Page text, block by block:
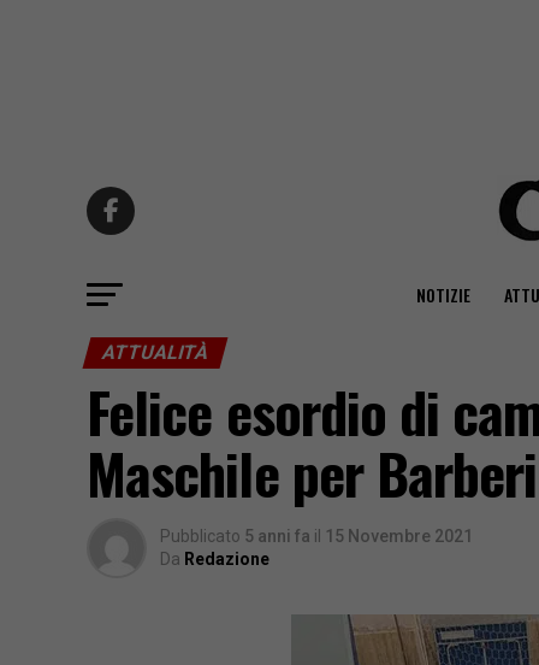
NOTIZIE
ATTUALITÀ
Felice esordio di
Maschile per
Pubblicato 5 anni fa il 15 Novembre 2021
Da Redazione